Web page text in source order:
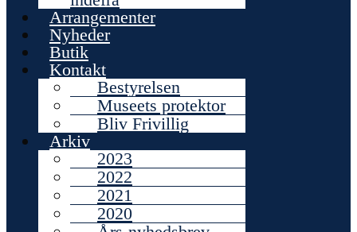
Arrangementer
Nyheder
Butik
Kontakt
Bestyrelsen
Museets protektor
Bliv Frivillig
Arkiv
2023
2022
2021
2020